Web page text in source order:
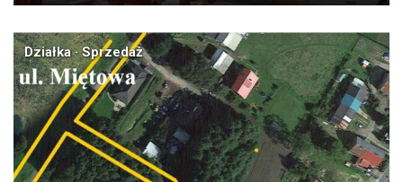
Działka · Sprzedaż